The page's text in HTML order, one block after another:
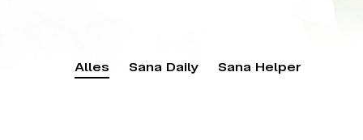
Alles Sana Daily Sana Helper